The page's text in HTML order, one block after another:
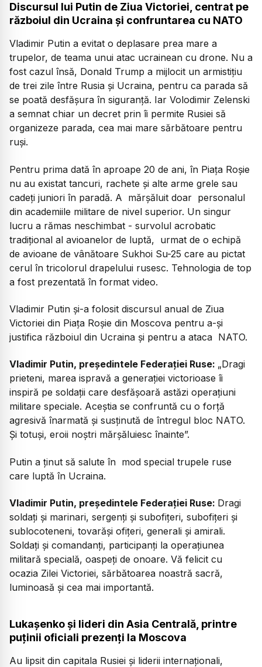
Discursul lui Putin de Ziua Victoriei, centrat pe
războiul din Ucraina și confruntarea cu NATO
Vladimir Putin a evitat o deplasare prea mare a
trupelor, de teama unui atac ucrainean cu drone. Nu a
fost cazul însă, Donald Trump a mijlocit un armistițiu
de trei zile între Rusia și Ucraina, pentru ca parada să
se poată desfășura în siguranță. Iar Volodimir Zelenski
a semnat chiar un decret prin îi permite Rusiei să
organizeze parada, cea mai mare sărbătoare pentru
ruși.
Pentru prima dată în aproape 20 de ani, în Piața Roșie
nu au existat tancuri, rachete și alte arme grele sau
cadeți juniori în paradă. A mărșăluit doar personalul
din academiile militare de nivel superior. Un singur
lucru a rămas neschimbat - survolul acrobatic
tradițional al avioanelor de luptă, urmat de o echipă
de avioane de vânătoare Sukhoi Su-25 care au pictat
cerul în tricolorul drapelului rusesc. Tehnologia de top
a fost prezentată în format video.
Vladimir Putin și-a folosit discursul anual de Ziua
Victoriei din Piața Roșie din Moscova pentru a-și
justifica războiul din Ucraina și pentru a ataca NATO.
Vladimir Putin, președintele Federației Ruse: „Dragi
prieteni, marea ispravă a generației victorioase îi
inspiră pe soldații care desfășoară astăzi operațiuni
militare speciale. Aceștia se confruntă cu o forță
agresivă înarmată și susținută de întregul bloc NATO.
Și totuși, eroii noștri mărșăluiesc înainte”.
Putin a ținut să salute în mod special trupele ruse
care luptă în Ucraina.
Vladimir Putin, președintele Federației Ruse: Dragi
soldați și marinari, sergenți și subofițeri, subofițeri și
sublocoteneni, tovarăși ofițeri, generali și amirali.
Soldați și comandanți, participanți la operațiunea
militară specială, oaspeți de onoare. Vă felicit cu
ocazia Zilei Victoriei, sărbătoarea noastră sacră,
luminoasă și cea mai importantă.
Lukașenko și lideri din Asia Centrală, printre
puținii oficiali prezenți la Moscova
Au lipsit din capitala Rusiei și liderii internaționali,